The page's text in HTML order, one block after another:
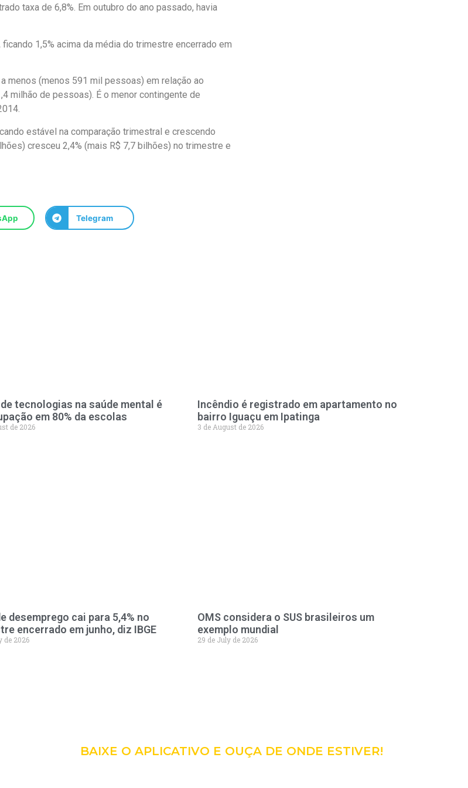
taxa de 6,8%. Em outubro do ano passado, havia
1,5% acima da média do trimestre encerrado em
menos (menos 591 mil pessoas) em relação ao
milhão de pessoas). É o menor contingente de
estável na comparação trimestral e crescendo
cresceu 2,4% (mais R$ 7,7 bilhões) no trimestre e
Telegram
tecnologias na saúde mental é
em 80% da escolas
de 2026
Incêndio é registrado em apartamento no
bairro Iguaçu em Ipatinga
3 de August de 2026
desemprego cai para 5,4% no
encerrado em junho, diz IBGE
de 2026
OMS considera o SUS brasileiros um
exemplo mundial
29 de July de 2026
BAIXE O APLICATIVO E OUÇA DE ONDE ESTIVER!